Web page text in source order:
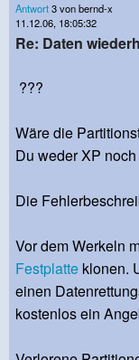
Antwort3 von bernd-x
11.12.06, 18:05:32
Re: Daten
???
Wäre die
Du weder XP noch
Die
Vor dem Werkeln
Festplatte klonen.
einen
kostenlos ein